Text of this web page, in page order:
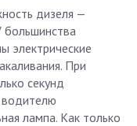
дизеля —
большинства
электрические
При
секунд
лампа. Как только